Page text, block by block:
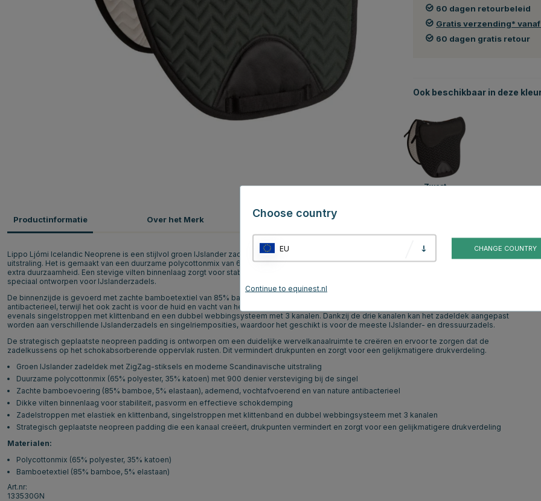
60 dagen retourbeleid
Gratis verzending*
60 dagen gratis retour
Ook beschikbaar in deze
Zwart
Productinformatie
Lippo Ljómi Icelandic Neoprene is een stijlvol groen IJslander zadeldek met karakteristieke ZigZag-stiksels voor een moderne Scandinavische
uitstraling. Het is gemaakt van een duurzame polycottonmix van 65% polyester en 35% katoen, met verstevigde 900 denier delen bij de singel voor
extra duurzaamheid. Een stevige vilten binnenlaag zorgt voor stabiliteit, een goede pasvorm en effectieve schokdemping. De Icelandic-maat is
speciaal ontworpen voor IJslanderzadels.
De binnenzijde is gevoerd met zachte bamboetextiel van 85% bamboe en 5% elastaan. Het materiaal is ademend, vochtafvoerend en van nature
antibacterieel, terwijl het ook zacht is voor de huid en vacht van het paard. Het zadeldek is voorzien van zadelstroppen met elastiek en klittenband,
evenals singelstroppen met klittenband en een dubbel webbingsysteem met 3 kanalen. Dankzij de drie kanalen kan het zadeldek aangepast
worden aan verschillende IJslanderzadels en singelriemposities, waardoor het geschikt is voor de meeste IJslander- en dressuurzadels.
De strategisch geplaatste neopreen padding is ontworpen om een duidelijke wervelkanaalruimte te creëren en ervoor te zorgen dat de
zadelkussens op het schokabsorberende oppervlak rusten. Dit vermindert drukpunten en zorgt voor een gelijkmatigere drukverdeling.
Groen IJslander zadeldek met ZigZag-stiksels en moderne Scandinavische uitstraling
Duurzame polycottonmix (65% polyester, 35% katoen) met 900 denier versteviging bij de singel
Zachte bamboevoering (85% bamboe, 5% elastaan), ademend, vochtafvoerend en van nature antibacterieel
Dikke vilten binnenlaag voor stabiliteit, pasvorm en effectieve schokdemping
Zadelstroppen met elastiek en klittenband, singelstroppen met klittenband en dubbel webbingsysteem met 3 kanalen
Strategisch geplaatste neopreen padding die een kanaal creëert, drukpunten vermindert en zorgt voor een gelijkmatigere drukverdeling
Materialen:
Polycottonmix (65% polyester, 35% katoen)
Bamboetextiel (85% bamboe, 5% elastaan)
Art.nr:
133530GN
Over het Merk Productbeoordelingen
Choose country
EU CHANGE COUNTRY
Continue to equinest.nl